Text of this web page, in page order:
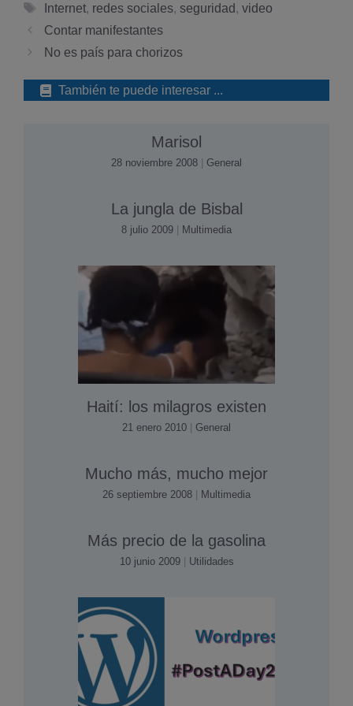
Etiquetas
Internet, redes sociales, seguridad, video
Contar manifestantes
No es paí­s para chorizos
También te puede interesar ...
Marisol
28 noviembre 2008 General
La jungla de Bisbal
8 julio 2009 Multimedia
Haití­: los milagros existen
21 enero 2010 General
Mucho más, mucho mejor
26 septiembre 2008 Multimedia
Más precio de la gasolina
10 junio 2009 Utilidades